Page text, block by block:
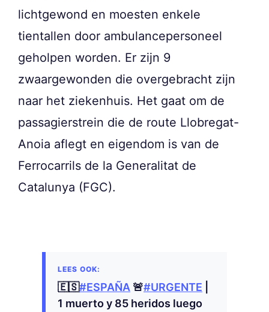
lichtgewond en moesten enkele
tientallen door ambulancepersoneel
geholpen worden. Er zijn 9
zwaargewonden die overgebracht zijn
naar het ziekenhuis. Het gaat om de
passagierstrein die de route Llobregat-
Anoia aflegt en eigendom is van de
Ferrocarrils de la Generalitat de
Catalunya (FGC).
🇪🇸#ESPAÑA 🚨#URGENTE
1 muerto y 85 heridos luego